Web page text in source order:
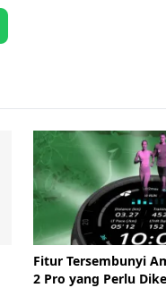
Fitur Tersembunyi
2 Pro yang Perlu